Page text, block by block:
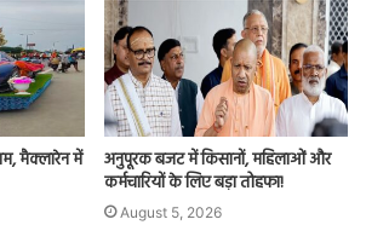
मैक्लारेन में
अनुपूरक बजट में किसानों, महिलाओं और
कर्मचारियों के लिए बड़ा तोहफा!
August 5, 2026